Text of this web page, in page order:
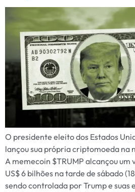
O presidente eleito dos Estados
lançou sua própria criptomoeda na
A memecoin $TRUMP alcançou um
US$ 6 bilhões na tarde de sábado
sendo controlada por Trump e suas